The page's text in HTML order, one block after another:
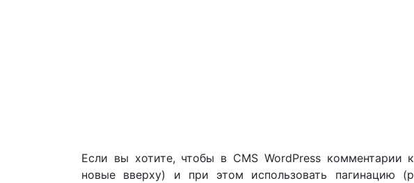
Если вы хотите, чтобы в CMS WordPress
новые вверху) и при этом использовать пагинацию